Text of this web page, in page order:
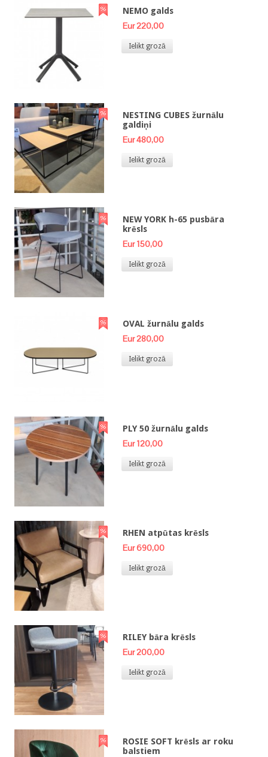
NEMO galds
Eur 220,00
Ielikt grozā
NESTING CUBES žurnālu
galdiņi
Eur 480,00
Ielikt grozā
NEW YORK h-65 pusbāra
krēsls
Eur 150,00
Ielikt grozā
OVAL žurnālu galds
Eur 280,00
Ielikt grozā
PLY 50 žurnālu galds
Eur 120,00
Ielikt grozā
RHEN atpūtas krēsls
Eur 690,00
Ielikt grozā
RILEY bāra krēsls
Eur 200,00
Ielikt grozā
ROSIE SOFT krēsls ar roku
balstiem